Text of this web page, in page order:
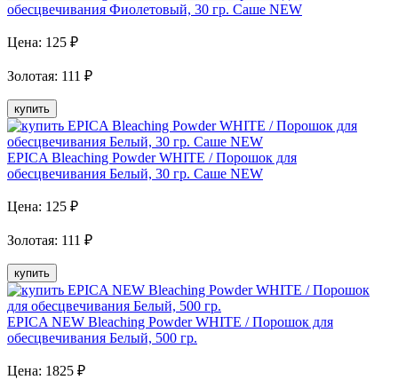
обесцвечивания Фиолетовый, 30 гр. Саше NEW
Цена: 125 ₽
Золотая: 111 ₽
купить
EPICA Bleaching Powder WHITE / Порошок для
обесцвечивания Белый, 30 гр. Саше NEW
Цена: 125 ₽
Золотая: 111 ₽
купить
EPICA NEW Bleaching Powder WHITE / Порошок для
обесцвечивания Белый, 500 гр.
Цена: 1825 ₽